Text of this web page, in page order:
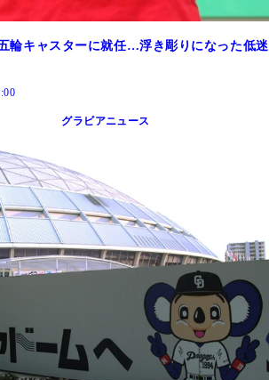
輪キャスターに就任…浮き彫りになった低迷
グラビアニュース